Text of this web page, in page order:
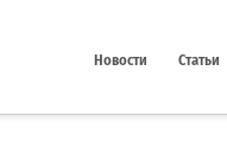
Новости Статьи